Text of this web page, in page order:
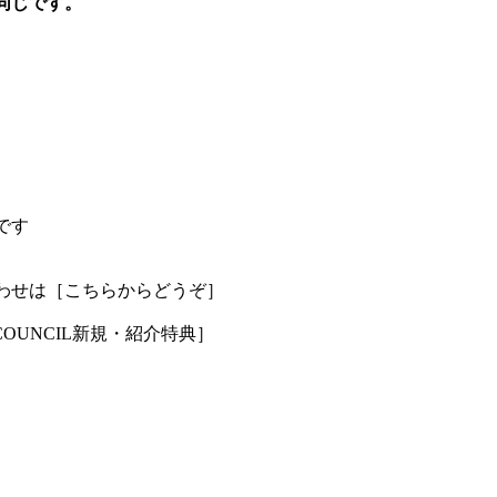
す
は［こちらからどうぞ］
新規・紹介特典］